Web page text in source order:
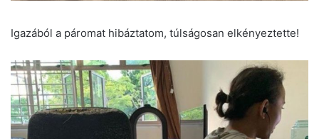
Igazából a páromat hibáztatom, túlságosan elkényeztette!